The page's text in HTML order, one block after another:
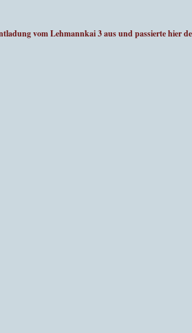
vom Lehmannkai 3 aus und passierte hier